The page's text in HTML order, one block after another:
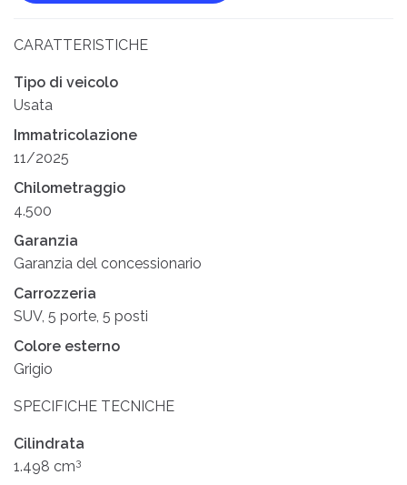
CARATTERISTICHE
Tipo di veicolo
Usata
Immatricolazione
11/2025
Chilometraggio
4.500
Garanzia
Garanzia del concessionario
Carrozzeria
SUV, 5 porte, 5 posti
Colore esterno
Grigio
SPECIFICHE TECNICHE
Cilindrata
1.498 cm3